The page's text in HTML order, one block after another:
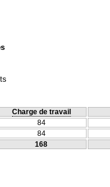
Charge de travail
84
84
168